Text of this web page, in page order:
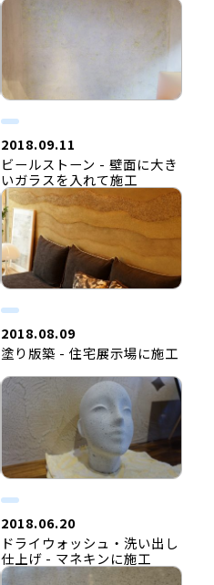
2018.09.11
ビールストーン - 壁面に大き
いガラスを入れて施工
2018.08.09
塗り版築 - 住宅展示場に施工
2018.06.20
ドライウォッシュ・洗い出し
仕上げ - マネキンに施工